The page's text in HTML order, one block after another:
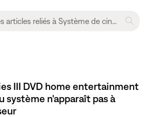
III DVD home entertainment
système n'apparaît pas à